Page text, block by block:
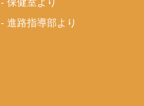
-進路指導部より